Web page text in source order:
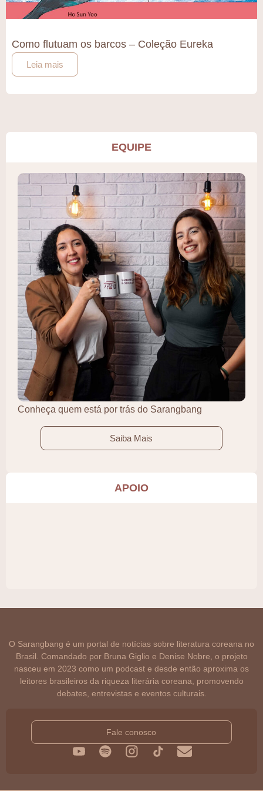
Como flutuam os barcos – Coleção Eureka
Leia mais
EQUIPE
Conheça quem está por trás do Sarangbang
Saiba Mais
APOIO
O Sarangbang é um portal de notícias sobre literatura coreana no
Brasil. Comandado por Bruna Giglio e Denise Nobre, o projeto
nasceu em 2023 como um podcast e desde então aproxima os
leitores brasileiros da riqueza literária coreana, promovendo
debates, entrevistas e eventos culturais.
Fale conosco